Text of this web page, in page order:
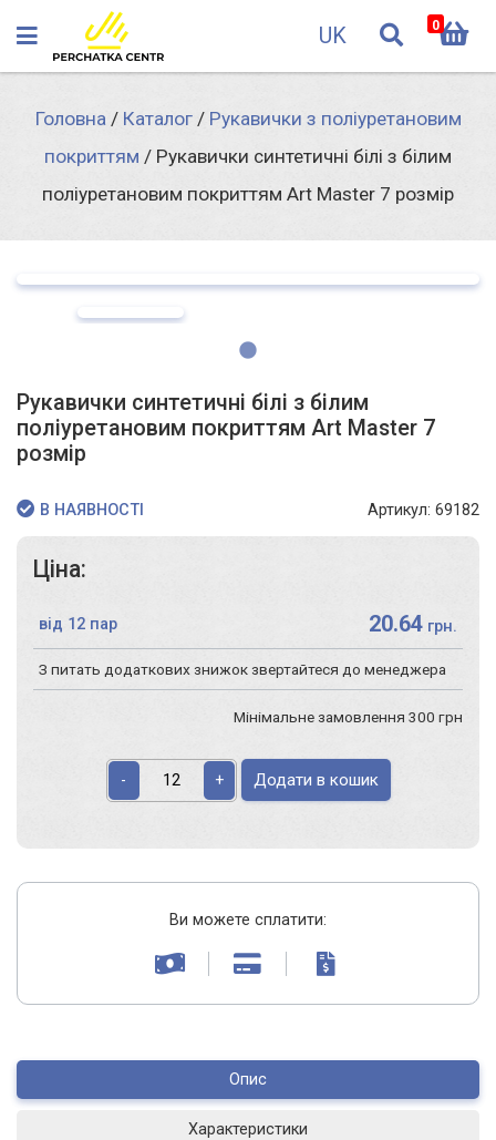
UK 0
Головна/ Каталог/ Рукавички з поліуретановим
покриттям / Рукавички синтетичні білі з білим
поліуретановим покриттям Art Master 7 розмір
Рукавички синтетичні білі з білим
поліуретановим покриттям Art Master 7
розмір
В НАЯВНОСТІ Артикул: 69182
Ціна:
від 12 пар 20.64 грн.
З питать додаткових знижок звертайтеся до менеджера
Мінімальне замовлення 300 грн
- + Додати в кошик
Ви можете сплатити:
Опис
Характеристики